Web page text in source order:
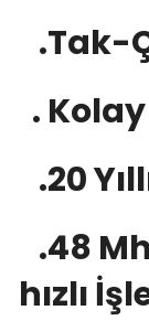
.Tak-
.
.20
.48
hızlı